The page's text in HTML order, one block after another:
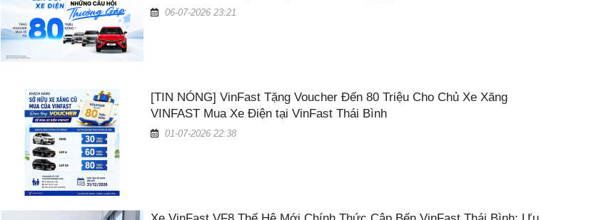
06-07-2026 23:21
[TIN NÓNG] VinFast Tặng Voucher Đến 80 Triệu Cho Chủ Xe Xăng
VINFAST Mua Xe Điện tại VinFast Thái Bình
01-07-2026 22:38